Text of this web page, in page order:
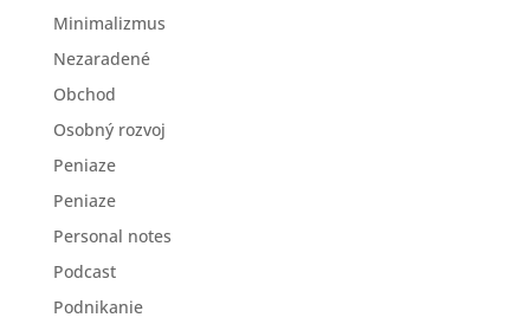
Minimalizmus
Nezaradené
Obchod
Osobný rozvoj
Peniaze
Peniaze
Personal notes
Podcast
Podnikanie